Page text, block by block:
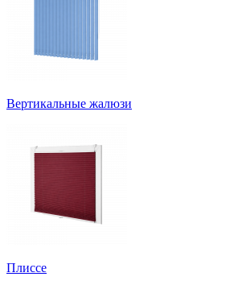
Вертикальные жалюзи
Плиссе